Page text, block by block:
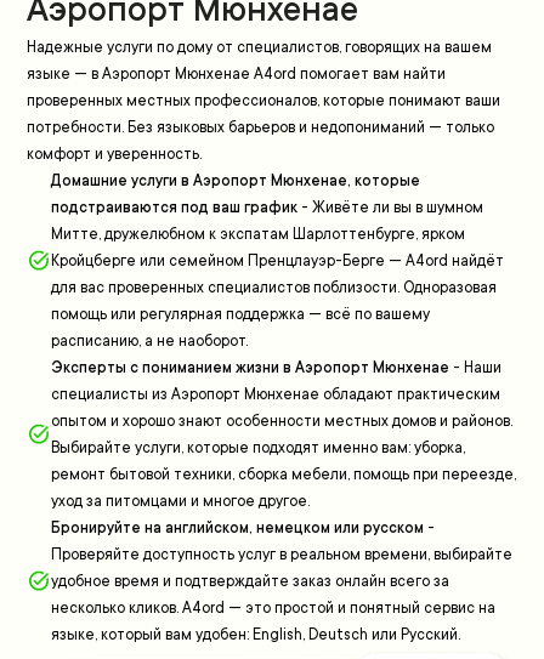
Аэропорт Мюнхенаe
Надежные услуги по дому от специалистов, говорящих на вашем
языке — в Аэропорт Мюнхенаe A4ord помогает вам найти
проверенных местных профессионалов, которые понимают ваши
потребности. Без языковых барьеров и недопониманий — только
комфорт и уверенность.
Домашние услуги в Аэропорт Мюнхенаe, которые
подстраиваются под ваш график - Живёте ли вы в шумном
Митте, дружелюбном к экспатам Шарлоттенбурге, ярком
Кройцберге или семейном Пренцлауэр-Берге — A4ord найдёт
для вас проверенных специалистов поблизости. Одноразовая
помощь или регулярная поддержка — всё по вашему
расписанию, а не наоборот.
Эксперты с пониманием жизни в Аэропорт Мюнхенаe - Наши
специалисты из Аэропорт Мюнхенаe обладают практическим
опытом и хорошо знают особенности местных домов и районов.
Выбирайте услуги, которые подходят именно вам: уборка,
ремонт бытовой техники, сборка мебели, помощь при переезде,
уход за питомцами и многое другое.
Бронируйте на английском, немецком или русском -
Проверяйте доступность услуг в реальном времени, выбирайте
удобное время и подтверждайте заказ онлайн всего за
несколько кликов. A4ord — это простой и понятный сервис на
языке, который вам удобен: English, Deutsch или Русский.